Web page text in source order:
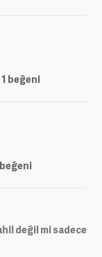
1 beğeni
beğeni
değil mi sadece